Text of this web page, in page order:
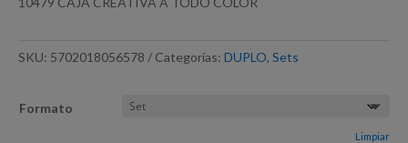
SKU: 5702018056578 Categorías: DUPLO, Sets
Formato
Limpiar